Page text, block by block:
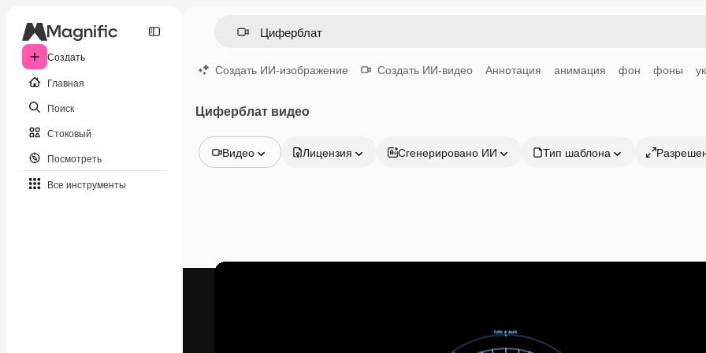
Создать
Главная
Поиск
Стоковый
Посмотреть
Все инструменты
Создать ИИ-изображение Создать ИИ-видео Аннотация анимация фон фоны
Циферблат видео
Видео
Видео
Лицензия Сгенерировано ИИ Тип шаблона
Продукция